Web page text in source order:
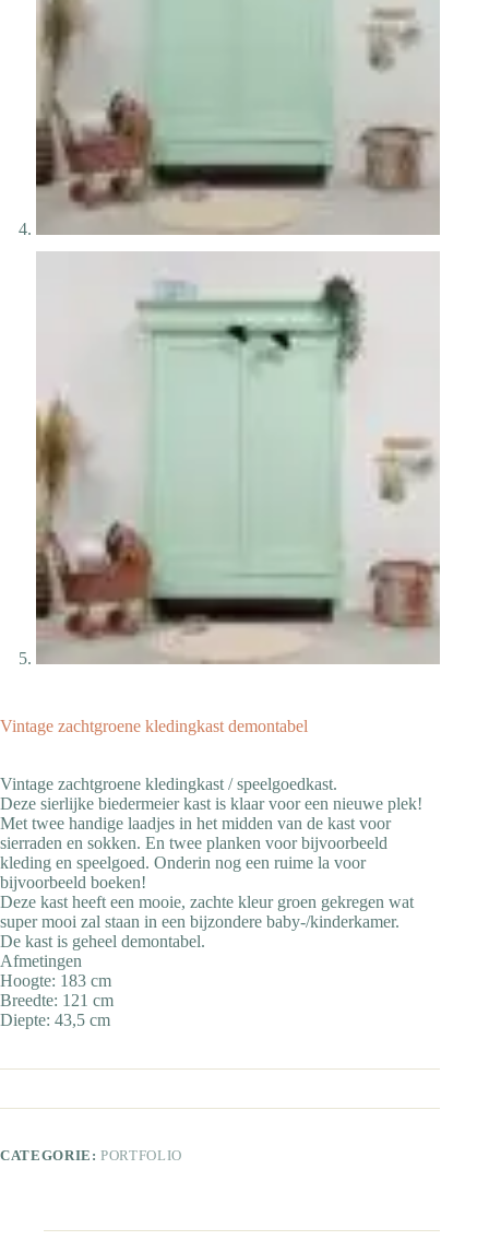
Vintage zachtgroene kledingkast demontabel
Vintage zachtgroene kledingkast / speelgoedkast.
Deze sierlijke biedermeier kast is klaar voor een nieuwe plek!
Met twee handige laadjes in het midden van de kast voor
sierraden en sokken. En twee planken voor bijvoorbeeld
kleding en speelgoed. Onderin nog een ruime la voor
bijvoorbeeld boeken!
Deze kast heeft een mooie, zachte kleur groen gekregen wat
super mooi zal staan in een bijzondere baby-/kinderkamer.
De kast is geheel demontabel.
Afmetingen
Hoogte: 183 cm
Breedte: 121 cm
Diepte: 43,5 cm
CATEGORIE:PORTFOLIO